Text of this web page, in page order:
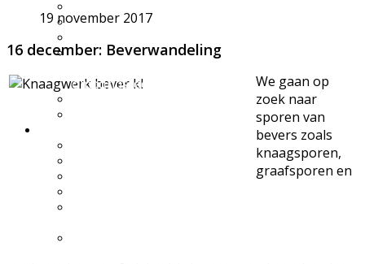
Handboek werkgroepen
Statuten, huishoudelijk
omgangsregels
19 november 2017
16 december: Beverwandeling
We gaan op
zoek naar
sporen van
bevers zoals
knaagsporen,
graafsporen en